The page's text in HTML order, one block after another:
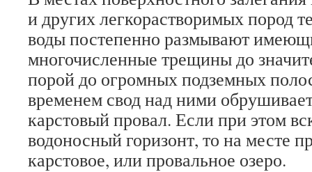
и других легкорастворимых пород
воды постепенно размывают
многочисленные трещины до
порой до огромных подземных
временем свод над ними
карстовый провал. Если при этом
водоносный горизонт, то на месте
карстовое, или провальное озеро.